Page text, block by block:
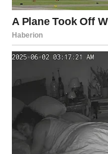
pokretanje novog
traženje povišice
donošenje odluke koju
Jedan rizik sada može
Poruka za